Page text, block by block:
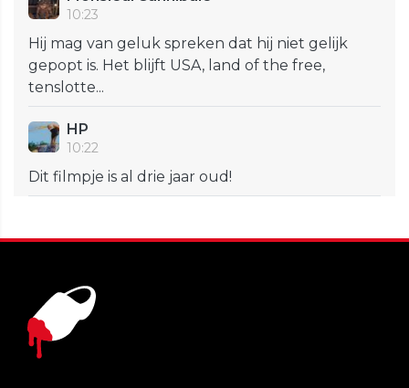
10:23
Hij mag van geluk spreken dat hij niet gelijk
gepopt is. Het blijft USA, land of the free,
tenslotte...
HP
10:22
Dit filmpje is al drie jaar oud!